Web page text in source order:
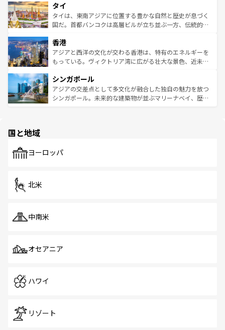
リティに包まれながら、韓国の多彩な魅力を心ゆくまで味
わってみてほしい。 なお、新着の韓国情報はコンテンツ一
覧を参照してほしい。
急速な発展と共に伝統が息づく。ハノイの古い町並みやホ
ーチミン市のフランス統治時代の建物も、独特の雰囲気を
醸し出している。また、バラエティの豊かさとおいしさで
とつ。フォーやバインミー、ベトナムコーヒーなどは、ぜ
ひ現地で味わいたい。どの地域を訪れてもあたたかい人々
が旅行者を迎えてくれるので、きっと忘れられない旅にな
参照してほしい。
タイ
タイは、東南アジアに位置する豊かな自然と歴史が息づく
国だ。首都バンコクは高層ビルが立ち並ぶ一方、伝統的な
の活気が交差している。北部ではチェンマイなどの山岳地
帯で自然と触れ合い、南部ではプーケットやクラビの美し
いビーチでリゾート気分を楽しむことができる。タイ料理
激する。気候は一年中温暖で、どの季節にも異なる楽しみ
が待っている。親しみやすいタイの人々、仏教を中心とし
た文化、そして多様な観光資源が、訪れる旅人を魅了し続
香港
アジアと西洋の文化が交わる香港は、特有のエネルギーを
もっている。ヴィクトリア湾に広がる壮大な景色、近未来
み、どこを訪れても感動するはず。観光スポットが密集し
ており、効率よく見どころを回れるのも魅力。息をのむよ
うな絶景から文化的な体験まで、香港を存分に楽しみ尽く
シンガポール
アジアの交差点として多文化が融合した独自の魅力を放つ
シンガポール。未来的な建築物が並ぶマリーナベイ、歴史
で、ホーカーズは地元の風情を楽しめる外せないスポット
国と地域
ヨーロッパ
北米
中南米
オセアニア
ハワイ
リゾート